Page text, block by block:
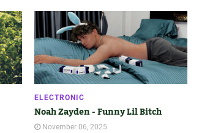
ELECTRONIC
Noah Zayden - Funny Lil Bitch
November 06, 2025